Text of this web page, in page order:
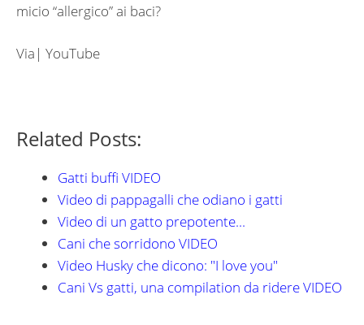
micio “allergico” ai baci?
Via| YouTube
Related Posts:
Gatti buffi VIDEO
Video di pappagalli che odiano i gatti
Video di un gatto prepotente...
Cani che sorridono VIDEO
Video Husky che dicono: "I love you"
Cani Vs gatti, una compilation da ridere VIDEO